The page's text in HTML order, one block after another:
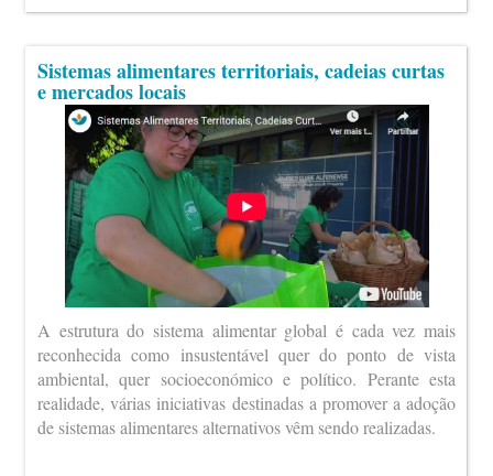
Sistemas alimentares territoriais, cadeias curtas
e mercados locais
A estrutura do sistema alimentar global é cada vez mais
reconhecida como insustentável quer do ponto de vista
ambiental, quer socioeconómico e político. Perante esta
realidade, várias iniciativas destinadas a promover a adoção
de sistemas alimentares alternativos vêm sendo realizadas.